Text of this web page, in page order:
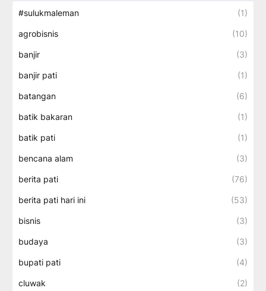
#sulukmaleman (1)
agrobisnis (10)
banjir (3)
banjir pati (1)
batangan (6)
batik bakaran (1)
batik pati (1)
bencana alam (3)
berita pati (76)
berita pati hari ini (53)
bisnis (3)
budaya (3)
bupati pati (4)
cluwak (2)